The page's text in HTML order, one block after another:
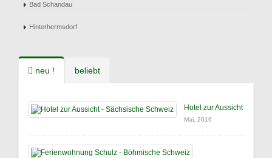
Bad Schandau
Hinterhermsdorf
neu ! beliebt
Hotel zur Aussicht
Mai, 2016